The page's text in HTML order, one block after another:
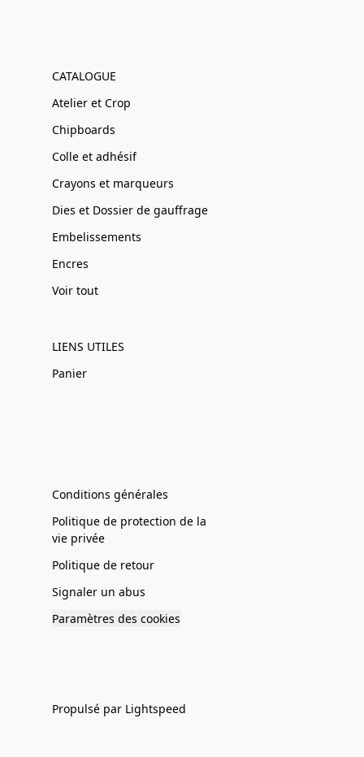
CATALOGUE
Atelier et Crop
Chipboards
Colle et adhésif
Crayons et marqueurs
Dies et Dossier de gauffrage
Embelissements
Encres
Voir tout
LIENS UTILES
Panier
Conditions générales
Politique de protection de la
vie privée
Politique de retour
Signaler un abus
Paramètres des cookies
Propulsé par Lightspeed